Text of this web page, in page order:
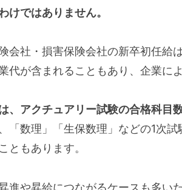
けではありません。
会社・損害保険会社の新卒初任給は
代が含まれることもあり、企業に
、アクチュアリー試験の合格科目
「数理」「生保数理」などの1次
ともあります。
進や昇給につながるケースも多いた